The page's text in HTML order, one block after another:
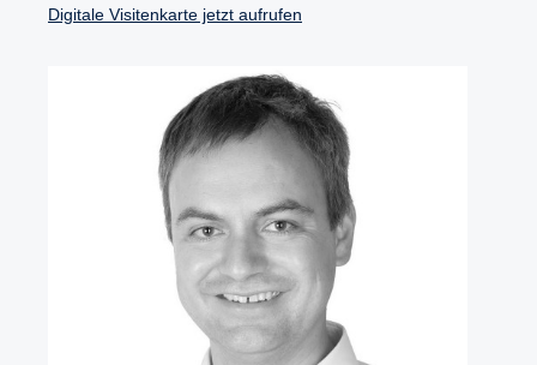
Digitale Visitenkarte jetzt aufrufen